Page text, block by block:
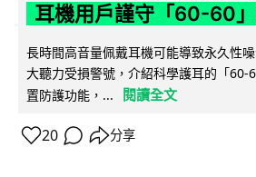
耳機用戶謹守「60-60
長時間高音量佩戴耳機可能導致永久性
大聽力受損警號，介紹科學護耳的「60-
置防護功能，...
閱讀全文
20 分享